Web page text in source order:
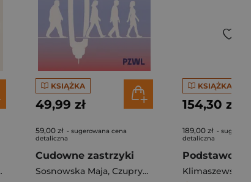
KSIĄŻKA
49,99 zł
59,00 zł - sugerowana cena
detaliczna
Cudowne zastrzyki
Sosnowska Maja, Czupryniak Leszek
KSIĄŻKA
154,30 zł
189,00 zł -
detaliczna
Klimaszewska